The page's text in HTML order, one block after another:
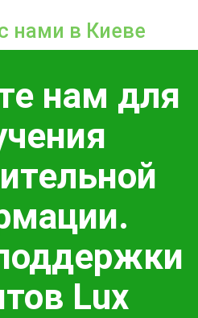
нами в Киеве
нам для
Lux